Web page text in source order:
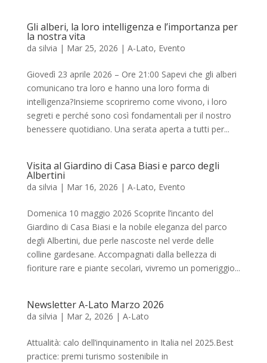
Gli alberi, la loro intelligenza e l’importanza per
la nostra vita
da silvia | Mar 25, 2026 | A-Lato, Evento
Giovedì 23 aprile 2026 – Ore 21:00 Sapevi che gli alberi
comunicano tra loro e hanno una loro forma di
intelligenza?Insieme scopriremo come vivono, i loro
segreti e perché sono così fondamentali per il nostro
benessere quotidiano. Una serata aperta a tutti per...
Visita al Giardino di Casa Biasi e parco degli
Albertini
da silvia | Mar 16, 2026 | A-Lato, Evento
Domenica 10 maggio 2026 Scoprite l’incanto del
Giardino di Casa Biasi e la nobile eleganza del parco
degli Albertini, due perle nascoste nel verde delle
colline gardesane. Accompagnati dalla bellezza di
fioriture rare e piante secolari, vivremo un pomeriggio...
Newsletter A-Lato Marzo 2026
da silvia | Mar 2, 2026 | A-Lato
Attualità: calo dell’inquinamento in Italia nel 2025.Best
practice: premi turismo sostenibile in